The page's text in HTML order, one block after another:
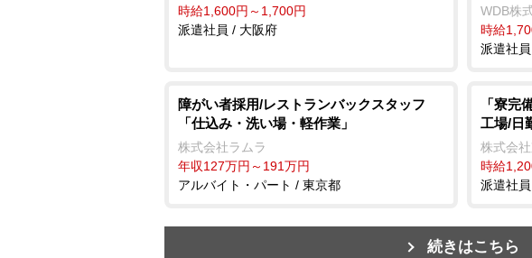
時給1,600円～1,700円
派遣社員 / 大阪府
WDB株
時給
派遣社
障がい者採用/レストランバックスタッフ
「仕込み・洗い場・軽作業」
株式会社ラムラ
年収127万円～191万円
アルバイト・パート / 東京都
「寮完
工場/日
株式会
時給
派遣社
続きはこちら